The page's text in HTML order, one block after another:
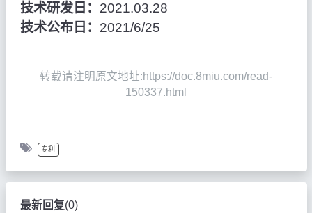
技术研发日： 2021.03.28
技术公布日： 2021/6/25
转载请注明原文地址:https://doc.8miu.com/read-
150337.html
专利
最新回复(0)